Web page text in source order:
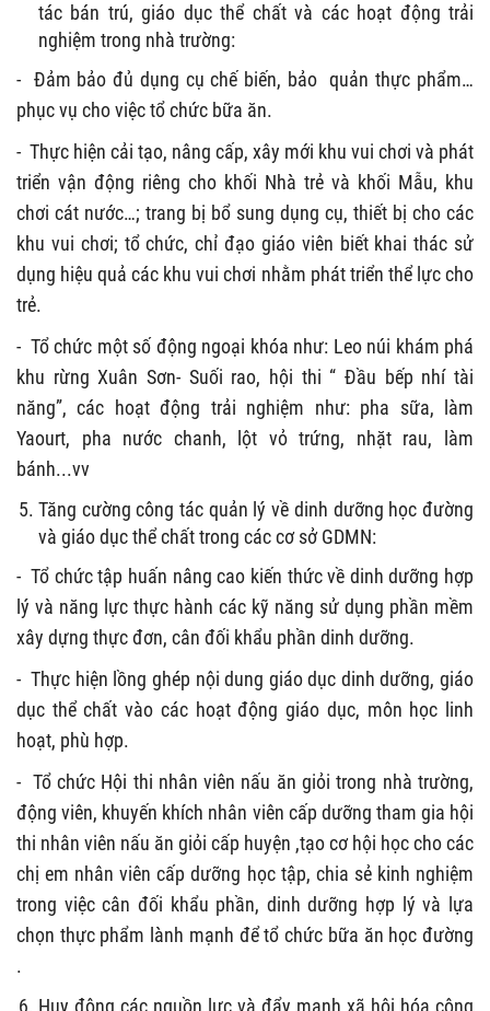
tác bán trú, giáo dục thể chất và các hoạt động trải
nghiệm trong nhà trường:
- Đảm bảo đủ dụng cụ chế biến, bảo quản thực phẩm…
phục vụ cho việc tổ chức bữa ăn.
- Thực hiện cải tạo, nâng cấp, xây mới khu vui chơi và phát
triển vận động riêng cho khối Nhà trẻ và khối Mẫu, khu
chơi cát nước…; trang bị bổ sung dụng cụ, thiết bị cho các
khu vui chơi; tổ chức, chỉ đạo giáo viên biết khai thác sử
dụng hiệu quả các khu vui chơi nhằm phát triển thể lực cho
trẻ.
- Tổ chức một số động ngoại khóa như: Leo núi khám phá
khu rừng Xuân Sơn- Suối rao, hội thi “ Đầu bếp nhí tài
năng”, các hoạt động trải nghiệm như: pha sữa, làm
Yaourt, pha nước chanh, lột vỏ trứng, nhặt rau, làm
bánh...vv
Tăng cường công tác quản lý về dinh dưỡng học đường
và giáo dục thể chất trong các cơ sở GDMN:
- Tổ chức tập huấn nâng cao kiến thức về dinh dưỡng hợp
lý và năng lực thực hành các kỹ năng sử dụng phần mềm
xây dựng thực đơn, cân đối khẩu phần dinh dưỡng.
- Thực hiện lồng ghép nội dung giáo dục dinh dưỡng, giáo
dục thể chất vào các hoạt động giáo dục, môn học linh
hoạt, phù hợp.
- Tổ chức Hội thi nhân viên nấu ăn giỏi trong nhà trường,
động viên, khuyến khích nhân viên cấp dưỡng tham gia hội
thi nhân viên nấu ăn giỏi cấp huyện ,tạo cơ hội học cho các
chị em nhân viên cấp dưỡng học tập, chia sẻ kinh nghiệm
trong việc cân đối khẩu phần, dinh dưỡng hợp lý và lựa
chọn thực phẩm lành mạnh để tổ chức bữa ăn học đường
.
Huy động các nguồn lực và đẩy mạnh xã hội hóa công